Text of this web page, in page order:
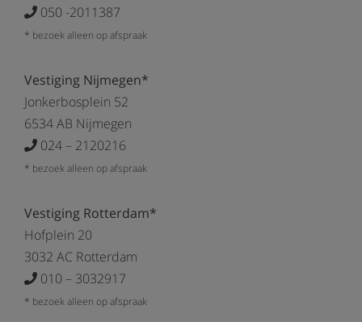
050 -2011387
* bezoek alleen op afspraak
Vestiging Nijmegen*
Jonkerbosplein 52
6534 AB Nijmegen
024 – 2120216
* bezoek alleen op afspraak
Vestiging Rotterdam*
Hofplein 20
3032 AC Rotterdam
010 – 3032917
* bezoek alleen op afspraak